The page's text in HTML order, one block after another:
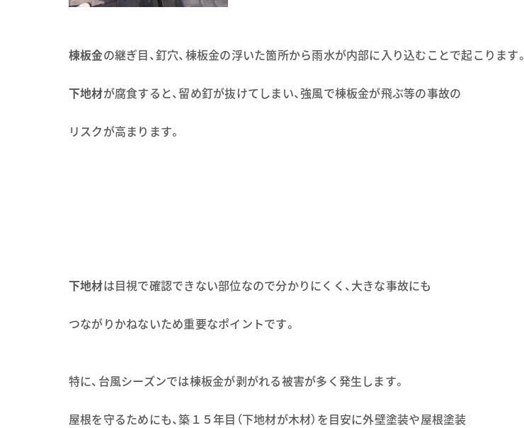
棟板金の継ぎ目、釘穴、棟板金の浮いた箇所から雨水が内部に入り込むことで起こります。
下地材が腐食すると、留め釘が抜けてしまい、強風で棟板金が飛ぶ等の事故の
リスクが高まります。
下地材は目視で確認できない部位なので分かりにくく、大きな事故にも
つながりかねないため重要なポイントです。
特に、台風シーズンでは棟板金が剥がれる被害が多く発生します。
屋根を守るためにも、築１５年目（下地材が木材）を目安に外壁塗装や屋根塗装